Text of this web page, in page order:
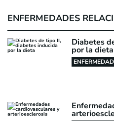
ENFERMEDADES
Diabetes
por la dieta